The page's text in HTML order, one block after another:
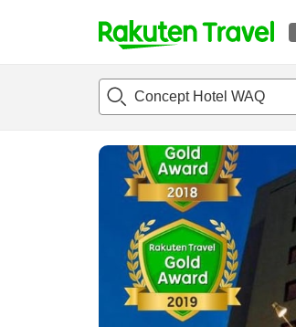
t
p
a
แนะนำที่พักห้องพักและแพลนพัก